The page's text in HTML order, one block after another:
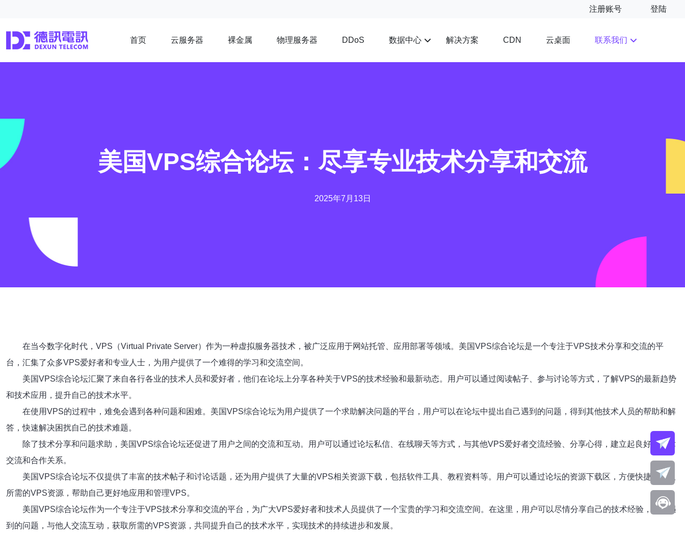
注册账号 登陆
首页 云服务器 裸金属 物理服务器 DDoS 数据中心 解决方案 CDN 云桌面 联系我们
美国VPS综合论坛：尽享专业技术分享和交流
2025年7月13日
在当今数字化时代，VPS（Virtual Private Server）作为一种虚拟服务器技术，被广泛应用于网站托管、应用部署等领域。美国VPS综合论坛是一个专注于VPS技术分享和交流的平
台，汇集了众多VPS爱好者和专业人士，为用户提供了一个难得的学习和交流空间。
美国VPS综合论坛汇聚了来自各行各业的技术人员和爱好者，他们在论坛上分享各种关于VPS的技术经验和最新动态。用户可以通过阅读帖子、参与讨论等方式，了解VPS的最新趋势
和技术应用，提升自己的技术水平。
在使用VPS的过程中，难免会遇到各种问题和困难。美国VPS综合论坛为用户提供了一个求助解决问题的平台，用户可以在论坛中提出自己遇到的问题，得到其他技术人员的帮助和解
答，快速解决困扰自己的技术难题。
除了技术分享和问题求助，美国VPS综合论坛还促进了用户之间的交流和互动。用户可以通过论坛私信、在线聊天等方式，与其他VPS爱好者交流经验、分享心得，建立起良好的技术
交流和合作关系。
美国VPS综合论坛不仅提供了丰富的技术帖子和讨论话题，还为用户提供了大量的VPS相关资源下载，包括软件工具、教程资料等。用户可以通过论坛的资源下载区，方便快捷地获取
所需的VPS资源，帮助自己更好地应用和管理VPS。
美国VPS综合论坛作为一个专注于VPS技术分享和交流的平台，为广大VPS爱好者和技术人员提供了一个宝贵的学习和交流空间。在这里，用户可以尽情分享自己的技术经验，解决遇
到的问题，与他人交流互动，获取所需的VPS资源，共同提升自己的技术水平，实现技术的持续进步和发展。